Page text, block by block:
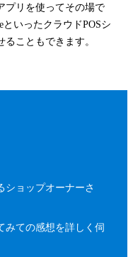
プリを使ってその場で
いったクラウドPOSシ
こともできます。
ショップオーナーさ
みての感想を詳しく伺